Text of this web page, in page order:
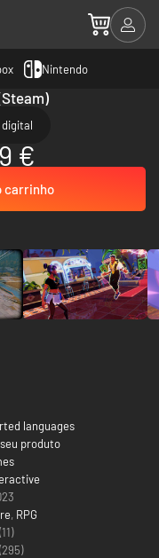
Nintendo
digital
€
carrinho
languages
produto
, RPG
(11)
(295)